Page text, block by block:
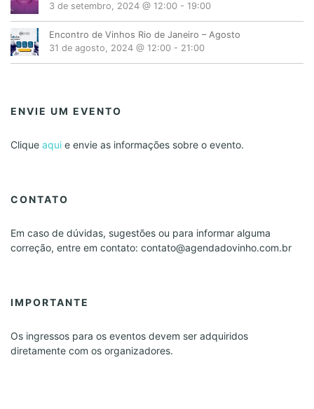
3 de setembro, 2024 @ 12:00 - 19:00
Encontro de Vinhos Rio de Janeiro – Agosto
31 de agosto, 2024 @ 12:00 - 21:00
ENVIE UM EVENTO
Clique aqui e envie as informações sobre o evento.
CONTATO
Em caso de dúvidas, sugestões ou para informar alguma
correção, entre em contato: contato@agendadovinho.com.br
IMPORTANTE
Os ingressos para os eventos devem ser adquiridos
diretamente com os organizadores.